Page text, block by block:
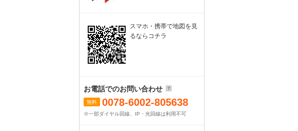
スマホ・携帯で地図を見
るならコチラ
お電話でのお問い合わせ
無料 0078-6002-805638
※一部ダイヤル回線、IP・光回線は利用不可